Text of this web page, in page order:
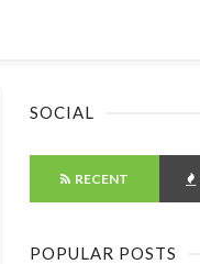
SOCIAL
RECENT
POPULAR POSTS